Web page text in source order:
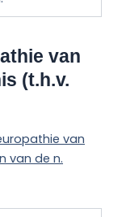
van
(t.h.v.
van
van de n.